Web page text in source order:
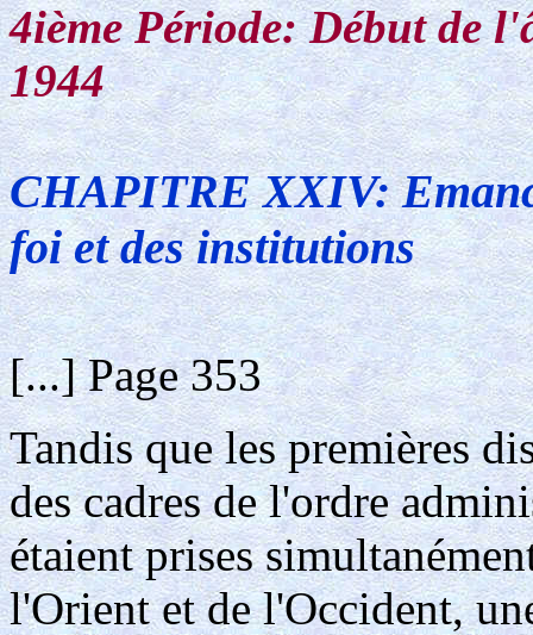
4ième Période: Début de
1944
CHAPITRE XXIV:
foi et des institutions
[...] Page 353
Tandis que les premières
des cadres de l'ordre
étaient prises
l'Orient et de l'Occident,